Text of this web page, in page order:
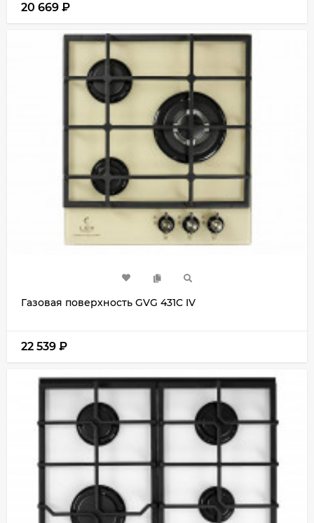
20 669 ₽
Газовая поверхность GVG 431C IV
22 539 ₽